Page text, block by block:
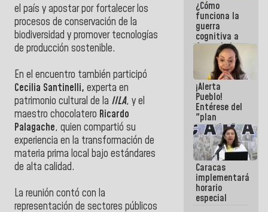
el país y apostar por fortalecer los
procesos de conservación de la
biodiversidad y promover tecnologías
de producción sostenible.
En el encuentro también participó
Cecilia Santinelli, experta en
patrimonio cultural de la IILA, y el
maestro chocolatero Ricardo
Palagache, quien compartió su
experiencia en la transformación de
materia prima local bajo estándares
de alta calidad.
La reunión contó con la
representación de sectores públicos
Vacacional
¿Cómo
funciona la
guerra
cognitiva a
favor de la
narrativa
hegemónica?
(1)
¡Alerta
Pueblo!
Entérese del
"plan
enjambre"
de La Sayo
para
sabotear el
diálogo y
promover el
caos
Caracas
implementará
horario
especial